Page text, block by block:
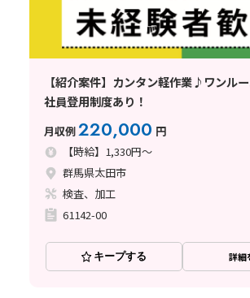
【紹介案件】カンタン軽作業♪ワンル
社員登用制度あり！
月収例220,000 円
【時給】1,330円～
群馬県太田市
検査、加工
61142-00
キープする 詳細